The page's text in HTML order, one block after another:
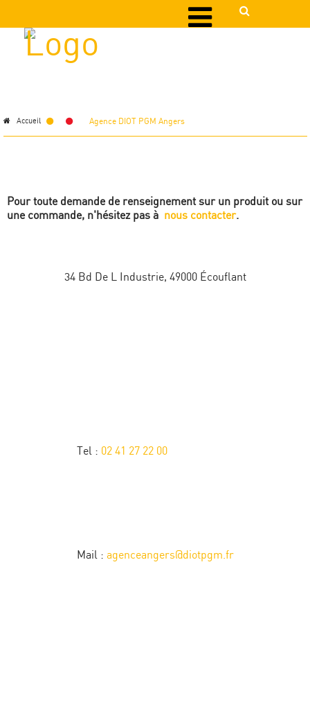
Accueil > Agence DIOT PGM Angers
Pour toute demande de renseignement sur un produit ou sur
une commande, n'hésitez pas à nous contacter.
34 Bd De L Industrie, 49000 Écouflant
Tel : 02 41 27 22 00
Mail : agenceangers@diotpgm.fr